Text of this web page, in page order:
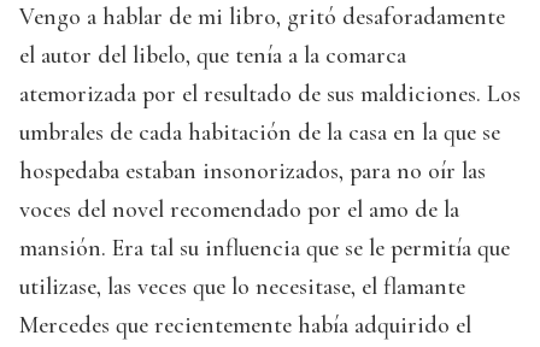
Vengo a hablar de mi libro, gritó desaforadamente
el autor del libelo, que tenía a la comarca
atemorizada por el resultado de sus maldiciones. Los
umbrales de cada habitación de la casa en la que se
hospedaba estaban insonorizados, para no oír las
voces del novel recomendado por el amo de la
mansión. Era tal su influencia que se le permitía que
utilizase, las veces que lo necesitase, el flamante
Mercedes que recientemente había adquirido el